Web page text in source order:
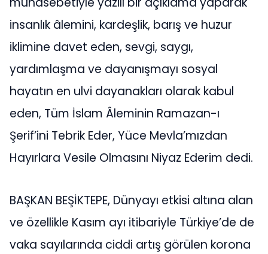
insanlık âlemini, kardeşlik, barış ve huzur
iklimine davet eden, sevgi, saygı,
yardımlaşma ve dayanışmayı sosyal
hayatın en ulvi dayanakları olarak kabul
eden, Tüm İslam Âleminin Ramazan-ı
Şerif’ini Tebrik Eder, Yüce Mevla’mızdan
Hayırlara Vesile Olmasını Niyaz Ederim dedi.
BAŞKAN BEŞİKTEPE, Dünyayı etkisi altına alan
ve özellikle Kasım ayı itibariyle Türkiye’de de
vaka sayılarında ciddi artış görülen korona